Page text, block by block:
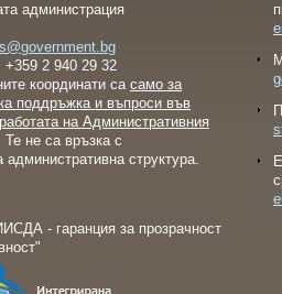
администрация
2 940 29 32
координати са само за
поддръжка и въпроси във
на Административния
Те не са връзка с
административна структура.
- гаранция за прозрачност